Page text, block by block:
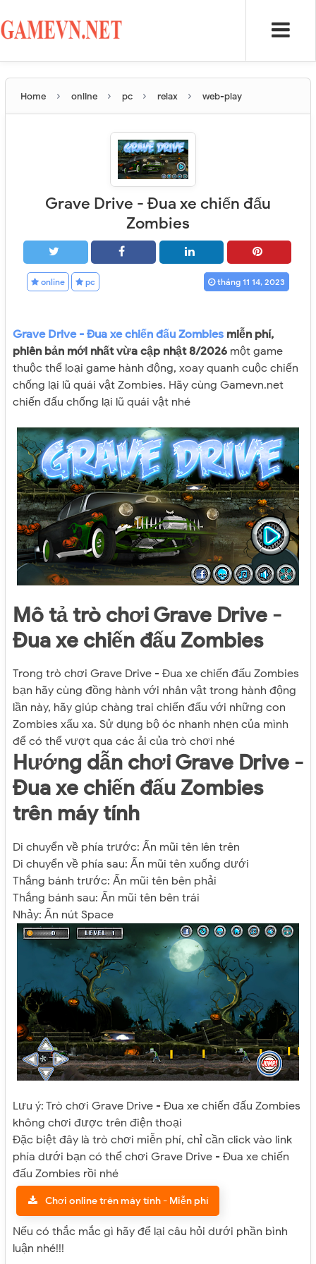
Home › online › pc › relax › web-play
Grave Drive - Đua xe chiến đấu
Zombies
online pc tháng 11 14, 2023
Grave Drive - Đua xe chiến đấu Zombies miễn phí,
phiên bản mới nhất vừa cập nhật 8/2026 một game
thuộc thể loại game hành động, xoay quanh cuộc chiến
chống lại lũ quái vật Zombies. Hãy cùng Gamevn.net
chiến đấu chống lại lũ quái vật nhé
Mô tả trò chơi Grave Drive -
Đua xe chiến đấu Zombies
Trong trò chơi Grave Drive - Đua xe chiến đấu Zombies
bạn hãy cùng đồng hành với nhân vật trong hành động
lần này, hãy giúp chàng trai chiến đấu với những con
Zombies xấu xa. Sử dụng bộ óc nhanh nhẹn của mình
để có thể vượt qua các ải của trò chơi nhé
Hướng dẫn chơi Grave Drive -
Đua xe chiến đấu Zombies
trên máy tính
Di chuyển về phía trước: Ấn mũi tên lên trên
Di chuyển về phía sau: Ấn mũi tên xuống dưới
Thắng bánh trước: Ấn mũi tên bên phải
Thắng bánh sau: Ấn mũi tên bên trái
Nhảy: Ấn nút Space
Lưu ý: Trò chơi Grave Drive - Đua xe chiến đấu Zombies
không chơi được trên điện thoại
Đặc biệt đây là trò chơi miễn phí, chỉ cần click vào link
phía dưới bạn có thể chơi Grave Drive - Đua xe chiến
đấu Zombies rồi nhé
Chơi online trên máy tính - Miễn phí
Nếu có thắc mắc gì hãy để lại câu hỏi dưới phần bình
luận nhé!!!